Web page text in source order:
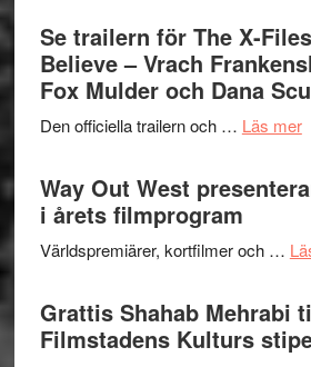
Se trailern för The X-
Believe – Vrach
Fox Mulder och Dana
Den officiella trailern och … Läs mer
I
Way Out West
i årets filmprogram
Världspremiärer, kortfilmer och …
Grattis Shahab Mehrabi
Filmstadens Kulturs